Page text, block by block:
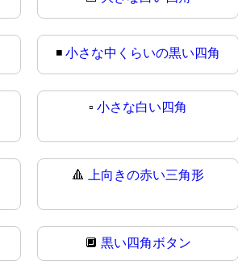
◾ 小さな中くらいの黒い四角
▫ 小さな白い四角
🔺 上向きの赤い三角形
🔲 黒い四角ボタン